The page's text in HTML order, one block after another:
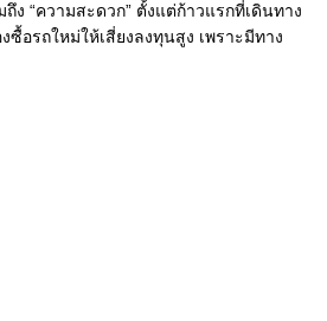
“ความสะดวก” ตั้งแต่ก้าวแรกที่เดินทาง
อรถใหม่ให้เสี่ยงลงทุนสูง เพราะมีทาง